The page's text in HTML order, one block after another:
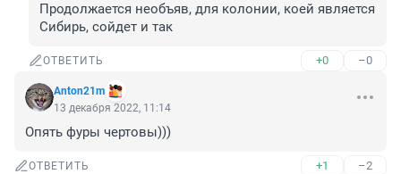
Продолжается необъяв, для колонии, коей является
Сибирь, сойдет и так
ОТВЕТИТЬ +0 –0
Anton21m
13 декабря 2022, 11:14
Опять фуры чертовы)))
ОТВЕТИТЬ +1 –2